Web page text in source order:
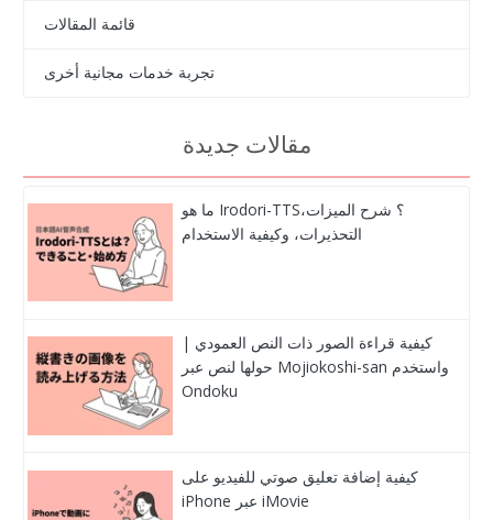
قائمة المقالات
تجربة خدمات مجانية أخرى
مقالات جديدة
ما هو Irodori-TTS؟ شرح الميزات،
التحذيرات، وكيفية الاستخدام
كيفية قراءة الصور ذات النص العمودي |
حولها لنص عبر Mojiokoshi-san واستخدم
Ondoku
كيفية إضافة تعليق صوتي للفيديو على
iPhone عبر iMovie